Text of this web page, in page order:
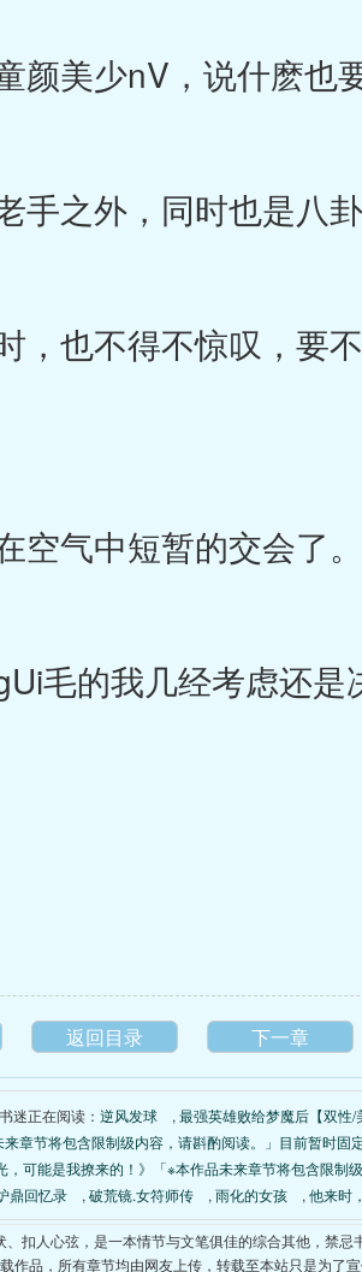
美少nV，说什麽也
之外，同时也是八卦
也不得不惊叹，要
气中短暂的交会了。
毛的我几经考虑还是
返回目录 下一章
迷正在阅读： 逆风发球 , 最强英雄败给梦魔后【双性/
章节将包含限制级内容，请斟酌阅读。」目前暂时固
，可能是我撩来的！》「※本作品未来章节将包含限制
鼎回忆录
, 破荒镜.女符师传 , 雨化的女孩 , 他来时
、扣人心弦，是一本情节与文笔俱佳的综合其他，禁忌
作品，所有章节均由网友上传，转载至本站只是为了宣